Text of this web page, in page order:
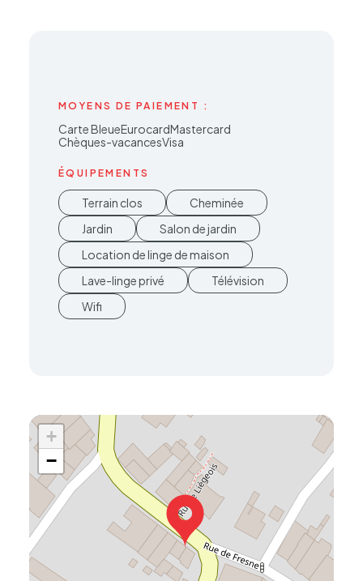
MOYENS DE PAIEMENT :
Carte BleueEurocardMastercard
Chèques-vacancesVisa
ÉQUIPEMENTS
Terrain clos
Cheminée
Jardin
Salon de jardin
Location de linge de maison
Lave-linge privé
Télévision
Wifi
+
−